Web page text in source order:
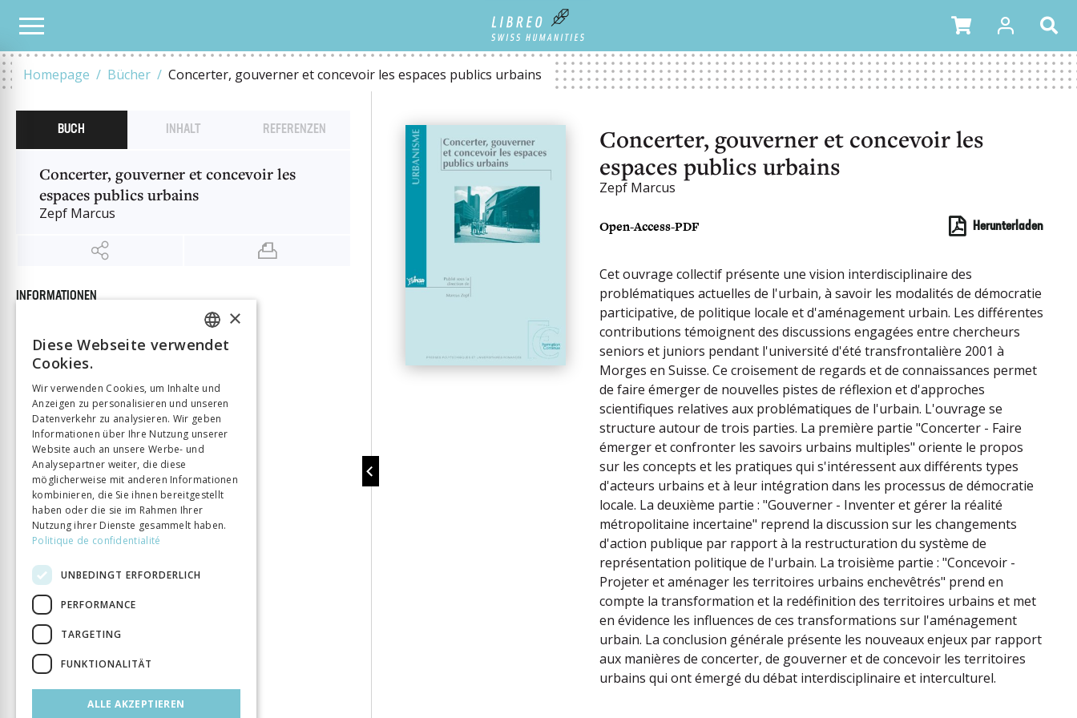
Homepage Bücher Concerter, gouverner et concevoir les espaces publics urbains
UNSER KATALOG
Concerter, gouverner et concevoir les
espaces publics urbains
Zepf Marcus
Open-Access-PDF Herunterladen
Cet ouvrage collectif présente une vision interdisciplinaire des
problématiques actuelles de l'urbain, à savoir les modalités de démocratie
participative, de politique locale et d'aménagement urbain. Les différentes
contributions témoignent des discussions engagées entre chercheurs
seniors et juniors pendant l'université d'été transfrontalière 2001 à
Morges en Suisse. Ce croisement de regards et de connaissances permet
de faire émerger de nouvelles pistes de réflexion et d'approches
scientifiques relatives aux problématiques de l'urbain. L'ouvrage se
structure autour de trois parties. La première partie "Concerter - Faire
émerger et confronter les savoirs urbains multiples" oriente le propos
sur les concepts et les pratiques qui s'intéressent aux différents types
d'acteurs urbains et à leur intégration dans les processus de démocratie
locale. La deuxième partie : "Gouverner - Inventer et gérer la réalité
métropolitaine incertaine" reprend la discussion sur les changements
d'action publique par rapport à la restructuration du système de
représentation politique de l'urbain. La troisième partie : "Concevoir -
Projeter et aménager les territoires urbains enchevêtrés" prend en
compte la transformation et la redéfinition des territoires urbains et met
en évidence les influences de ces transformations sur l'aménagement
urbain. La conclusion générale présente les nouveaux enjeux par rapport
aux manières de concerter, de gouverner et de concevoir les territoires
urbains qui ont émergé du débat interdisciplinaire et interculturel.
BUCH INHALT REFERENZEN
Concerter, gouverner et concevoir les
espaces publics urbains
Zepf Marcus
INFORMATIONEN
Verlag
EPFL Press
ISBN
Sprache
Seitenzahl
192
Erscheinungsjahr
22 Apr. 2004
Format
16 x 24
Art des Buches
Monographie
FRENCH
ITALIAN
×
Diese Webseite verwendet
Cookies.
Wir verwenden Cookies, um Inhalte und
Anzeigen zu personalisieren und unseren
Datenverkehr zu analysieren. Wir geben
Informationen über Ihre Nutzung unserer
Website auch an unsere Werbe- und
Analysepartner weiter, die diese
möglicherweise mit anderen Informationen
kombinieren, die Sie ihnen bereitgestellt
haben oder die sie im Rahmen Ihrer
Nutzung ihrer Dienste gesammelt haben.
Politique de confidentialité
UNBEDINGT ERFORDERLICH
PERFORMANCE
TARGETING
FUNKTIONALITÄT
ALLE AKZEPTIEREN